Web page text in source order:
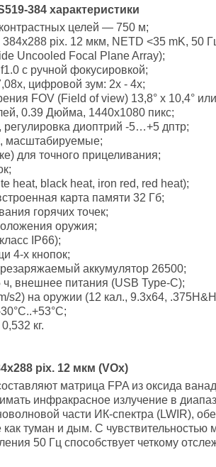
384 характеристики
целей — 750 м;
pix. 12 мкм, NETD <35 mK, 50
Uncooled Focal Plane Array);
с ручной фокусировкой;
цифровой зум: 2х - 4х;
FOV (Field of view) 13,8° х 10,4°
0.39 Дюйма, 1440x1080 пикс;
диоптрий -5…+5 дптр;
масштабируемые;
для точного прицеливания;
heat, black heat, iron red, red heat);
карта памяти 32 Гб;
горячих точек;
оружия;
IP66);
4-х кнопок;
аккумулятор 26500;
внешнее питания (USB Type-C);
s2) на оружии (12 кал., 9.3x64,
кг.
pix. 12 мкм (VOx)
матрица FPA из оксида
инфракрасное излучение в
части ИК-спектра (LWIR),
туман и дым. С
50 Гц способствует четкому